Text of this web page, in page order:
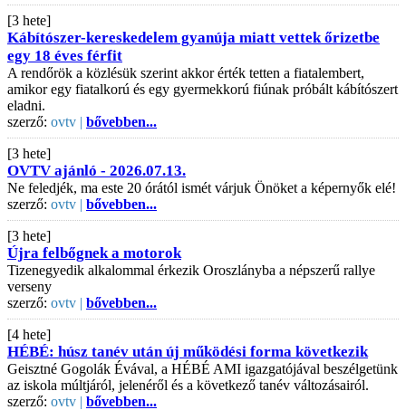
[3 hete]
Kábítószer-kereskedelem gyanúja miatt vettek őrizetbe
egy 18 éves férfit
A rendőrök a közlésük szerint akkor érték tetten a fiatalembert,
amikor egy fiatalkorú és egy gyermekkorú fiúnak próbált kábítószert
eladni.
szerző: ovtv | bővebben...
[3 hete]
OVTV ajánló - 2026.07.13.
Ne feledjék, ma este 20 órától ismét várjuk Önöket a képernyők elé!
szerző: ovtv | bővebben...
[3 hete]
Újra felbőgnek a motorok
Tizenegyedik alkalommal érkezik Oroszlányba a népszerű rallye
verseny
szerző: ovtv | bővebben...
[4 hete]
HÉBÉ: húsz tanév után új működési forma következik
Geisztné Gogolák Évával, a HÉBÉ AMI igazgatójával beszélgetünk
az iskola múltjáról, jelenéről és a következő tanév változásairól.
szerző: ovtv | bővebben...